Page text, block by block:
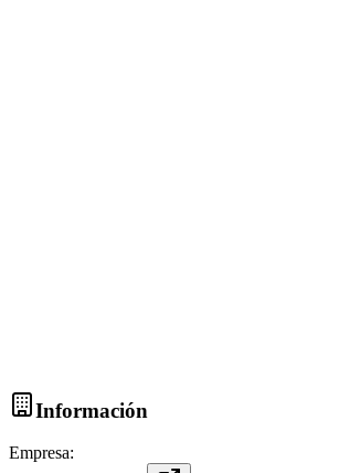
Información
Empresa: